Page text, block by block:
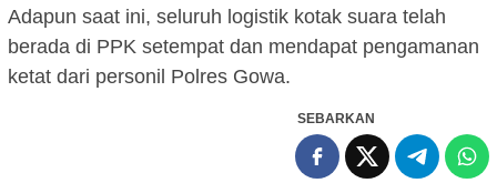
Adapun saat ini, seluruh logistik kotak suara telah
berada di PPK setempat dan mendapat pengamanan
ketat dari personil Polres Gowa.
SEBARKAN